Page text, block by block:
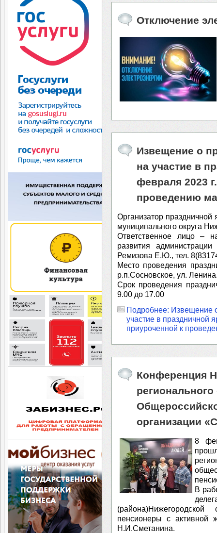
Отключение
Извещение о
на участие в
февраля 2023
проведению
Организатор
муниципального округа
Ответственное лицо –
развития
Ремизова Е.Ю., тел.
Место проведения
р.п.Сосновское, ул.
Срок проведения
9.00 до 17.00
Подробнее: Извещение
участие в праздничной
приуроченной к
Конференция
регионального
организации
8
⁣В
пенсионеры с активной
Н.И.Сметанина.